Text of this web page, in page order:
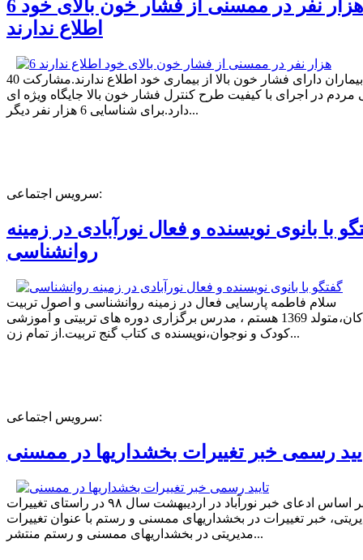
6 هزار نفر در ممسنی از فشار خون بالای خود
اطلاع ندارند
40 درصد بیماران دارای فشار خون بالا از بیماری خود اطلاع ندارند.مشارکت
در اجرای با کیفیت طرح کنترل فشار خون بالا جایگاه ویژه ای
دارد.برای شناسایی 6 هزار نفر دیگر...
سرویس اجتماعی:
با بانوی نویسنده و فعال نورآبادی در زمینه
روانشناسی
سلام فاطمه پارسایی فعال در زمینه روانشناسی و اصول تربیت
کودکان،متولد 1369 هستم ، مدرس برگزاری دوره های تربیتی و آموزشی
کودک و نوجوان،نویسنده ی کتاب گنج تربیت.از تمام زن...
سرویس اجتماعی:
رسمی خبر تغییرات بخشداریها در ممسنی
بر اساس ادعای خبر نورآباد در اردیبهشت سال ۹۸ در راستای تغییرات
خبر تغییرات در بخشداریهای ممسنی و رستم با عنوان تغییرات
مدیریتی در بخشداریهای ممسنی و رستم منتشر...